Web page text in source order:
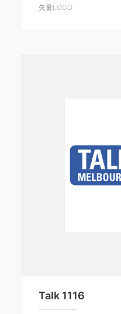
矢量LOGO
Talk 1116